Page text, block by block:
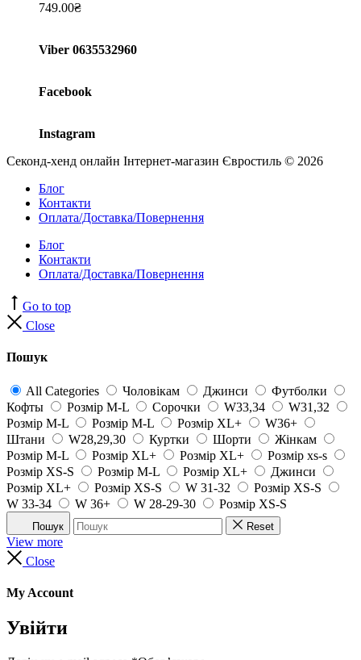
749.00₴
Viber 0635532960
Facebook
Instagram
Секонд-хенд онлайн Інтернет-магазин Євростиль © 2026
Блог
Контакти
Оплата/Доставка/Повернення
Блог
Контакти
Оплата/Доставка/Повернення
Go to top
Close
Пошук
All Categories Чоловікам Джинси
Футболки
Кофты
Розмір M-L Сорочки W33,34
W31,32
Розмір M-L
Розмір M-L Розмір XL+
W36+
Штани
W28,29,30 Куртки Шорти
Жінкам
Розмір M-L
Розмір XL+ Розмір XL+
Розмір xs-s
Розмір XS-S
Розмір M-L Розмір XL+
Джинси
Розмір XL+
Розмір XS-S W 31-32
Розмір XS-S
W 33-34
W 36+ W 28-29-30 Розмір XS-S
Пошук Reset
View more
Close
My Account
Увійти